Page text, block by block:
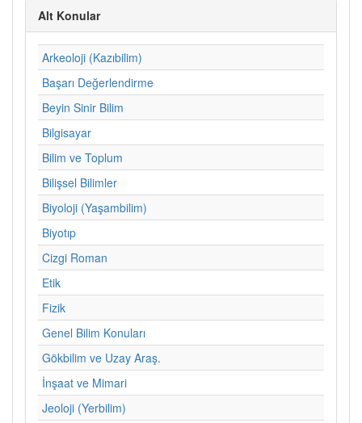
Alt Konular
Arkeoloji (Kazıbilim)
Başarı Değerlendirme
Beyin Sinir Bilim
Bilgisayar
Bilim ve Toplum
Bilişsel Bilimler
Biyoloji (Yaşambilim)
Biyotıp
Cizgi Roman
Etik
Fizik
Genel Bilim Konuları
Gökbilim ve Uzay Araş.
İnşaat ve Mimari
Jeoloji (Yerbilim)